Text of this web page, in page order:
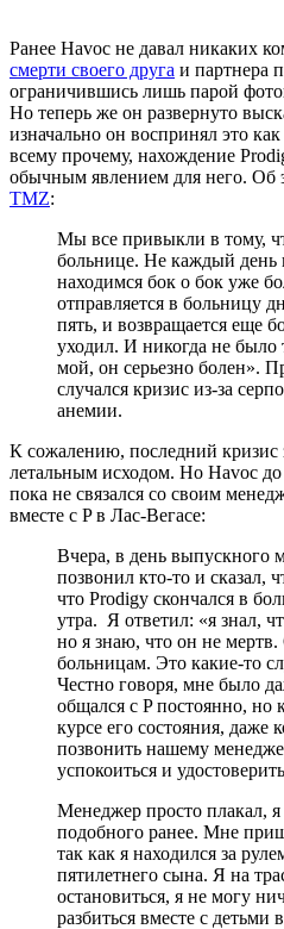
Ранее Havoc не давал никаких
смерти своего друга и партнера
ограничившись лишь парой
Но теперь же он развернуто
изначально он воспринял это
всему прочему, нахождение
обычным явлением для него. Об
TMZ:
Мы все привыкли в тому,
больнице. Не каждый
находимся бок о бок уже
отправляется в больницу
пять, и возвращается еще
уходил. И никогда не
мой, он серьезно болен».
случался кризис из-за
анемии.
К сожалению, последний кризис
летальным исходом. Но Havoc
пока не связался со своим
вместе с Pв Лас-Вегасе:
Вчера, в день выпускного
позвонил кто-то и сказал,
что Prodigy скончался в
утра. Я ответил: «я знал,
но я знаю, что он не
больницам. Это какие-то
Честно говоря, мне было
общался с P постоянно,
курсе его состояния, даже
позвонить нашему
успокоиться и
Менеджер просто плакал,
подобного ранее. Мне
так как я находился за
пятилетнего сына. Я на
остановиться, я не могу
разбиться вместе с детьми